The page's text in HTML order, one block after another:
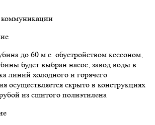
до 60 м с обустройством кессоном,
будет выбран насос, завод воды в
линий холодного и горячего
осуществляется скрыто в конструкциях
из сшитого полиэтилена